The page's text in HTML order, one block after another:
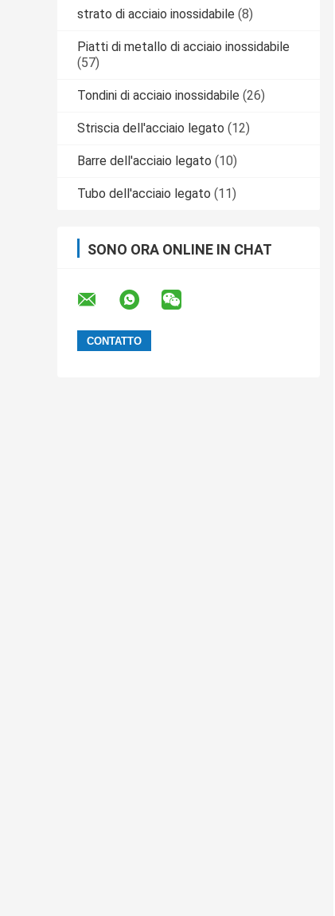
strato di acciaio inossidabile (8)
Piatti di metallo di acciaio inossidabile
(57)
Tondini di acciaio inossidabile (26)
Striscia dell'acciaio legato (12)
Barre dell'acciaio legato (10)
Tubo dell'acciaio legato (11)
SONO ORA ONLINE IN CHAT